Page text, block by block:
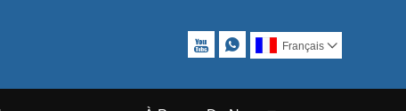
  Français 